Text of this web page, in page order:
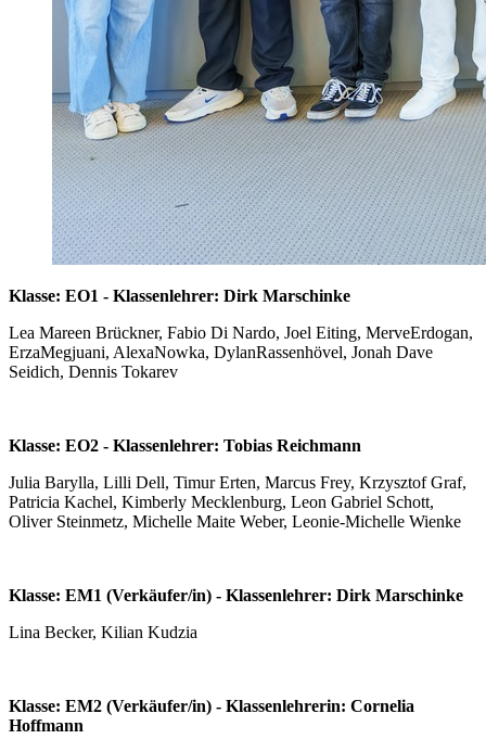
Klasse: EO1 - Klassenlehrer: Dirk Marschinke
Lea Mareen Brückner, Fabio Di Nardo, Joel Eiting, MerveErdogan,
ErzaMegjuani, AlexaNowka, DylanRassenhövel, Jonah Dave
Seidich, Dennis Tokarev
Klasse: EO2 - Klassenlehrer: Tobias Reichmann
Julia Barylla, Lilli Dell, Timur Erten, Marcus Frey, Krzysztof Graf,
Patricia Kachel, Kimberly Mecklenburg, Leon Gabriel Schott,
Oliver Steinmetz, Michelle Maite Weber, Leonie-Michelle Wienke
Klasse: EM1 (Verkäufer/in) - Klassenlehrer: Dirk Marschinke
Lina Becker, Kilian Kudzia
Klasse: EM2 (Verkäufer/in) - Klassenlehrerin: Cornelia
Hoffmann